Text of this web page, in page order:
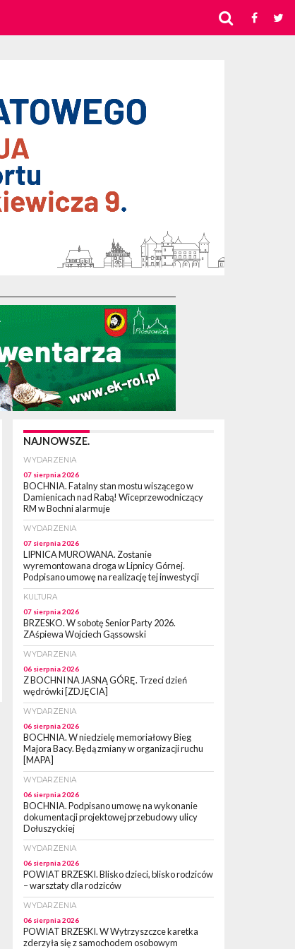
NAJNOWSZE.
WYDARZENIA
07 sierpnia 2026
BOCHNIA. Fatalny stan mostu wiszącego w
Damienicach nad Rabą! Wiceprzewodniczący
RM w Bochni alarmuje
WYDARZENIA
07 sierpnia 2026
LIPNICA MUROWANA. Zostanie
wyremontowana droga w Lipnicy Górnej.
Podpisano umowę na realizację tej inwestycji
KULTURA
07 sierpnia 2026
BRZESKO. W sobotę Senior Party 2026.
ZAśpiewa Wojciech Gąssowski
WYDARZENIA
06 sierpnia 2026
Z BOCHNI NA JASNĄ GÓRĘ. Trzeci dzień
wędrówki [ZDJĘCIA]
WYDARZENIA
06 sierpnia 2026
BOCHNIA. W niedzielę memoriałowy Bieg
Majora Bacy. Będą zmiany w organizacji ruchu
[MAPA]
WYDARZENIA
06 sierpnia 2026
BOCHNIA. Podpisano umowę na wykonanie
dokumentacji projektowej przebudowy ulicy
Dołuszyckiej
WYDARZENIA
06 sierpnia 2026
POWIAT BRZESKI. Blisko dzieci, blisko rodziców
– warsztaty dla rodziców
WYDARZENIA
06 sierpnia 2026
POWIAT BRZESKI. W Wytrzyszczce karetka
zderzyła się z samochodem osobowym